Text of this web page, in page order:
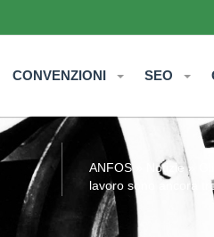
CONVENZIONI SEO
ANFOS» Notizie»
lavoro sono ancora